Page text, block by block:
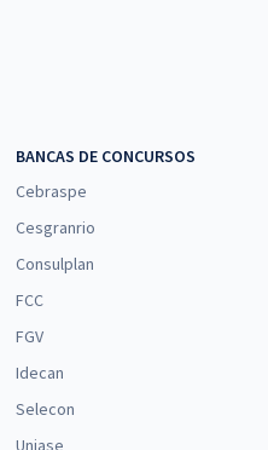
BANCAS DE CONCURSOS
Cebraspe
Cesgranrio
Consulplan
FCC
FGV
Idecan
Selecon
Uniase